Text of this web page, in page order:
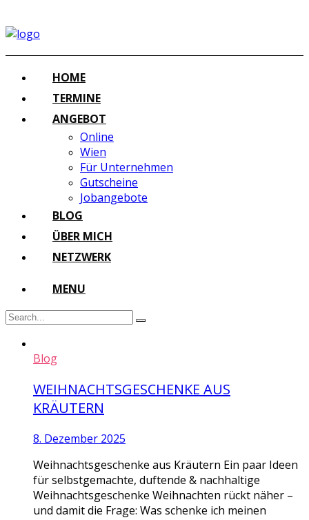
HOME
TERMINE
ANGEBOT
Online
Wien
Für Unternehmen
Gutscheine
Jobangebote
BLOG
ÜBER MICH
NETZWERK
MENU
Blog
WEIHNACHTSGESCHENKE AUS
KRÄUTERN
8. Dezember 2025
Weihnachtsgeschenke aus Kräutern Ein paar Ideen
für selbstgemachte, duftende & nachhaltige
Weihnachtsgeschenke Weihnachten rückt näher –
und damit die Frage: Was schenke ich meinen